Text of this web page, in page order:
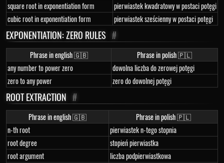
square root in exponentiation form
pierwiastek kwadratowy w postaci potęgi
cubic root in exponentiation form
pierwiastek sześcienny w postaci potęgi
EXPONENTIATION: ZERO RULES #
Phrase in english 🇬🇧
Phrase in polish 🇵🇱
any number to power zero
dowolna liczba do zerowej potęgi
zero to any power
zero do dowolnej potęgi
ROOT EXTRACTION #
Phrase in english 🇬🇧
Phrase in polish 🇵🇱
n-th root
pierwiastek n-tego stopnia
root degree
stopień pierwiastka
root argument
liczba podpierwiastkowa